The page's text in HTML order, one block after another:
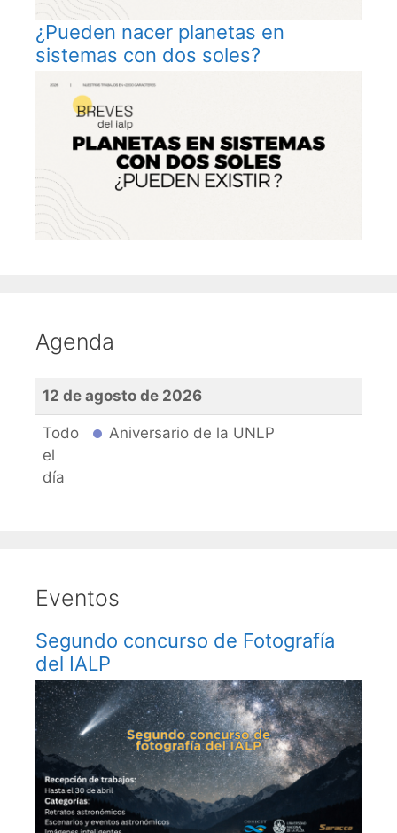
¿Pueden nacer planetas en
sistemas con dos soles?
Agenda
12 de agosto de 2026
Todo
el
día
Aniversario de la UNLP
Eventos
Segundo concurso de Fotografía
del IALP